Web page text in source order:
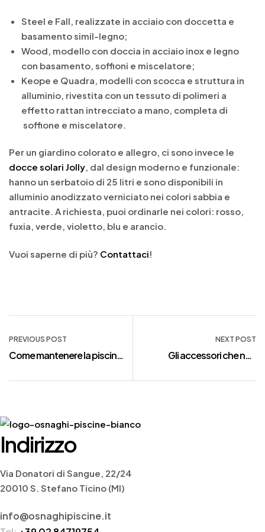
Steel e Fall, realizzate in acciaio con doccetta e
basamento simil-legno;
Wood, modello con doccia in acciaio inox e legno
con basamento, soffioni e miscelatore;
Keope e Quadra, modelli con scocca e struttura in
alluminio, rivestita con un tessuto di polimeri a
effetto rattan intrecciato a mano, completa di
soffione e miscelatore.
Per un giardino colorato e allegro, ci sono invece le
docce solari Jolly, dal design moderno e funzionale:
hanno un serbatoio di 25 litri e sono disponibili in
alluminio anodizzato verniciato nei colori sabbia e
antracite. A richiesta, puoi ordinarle nei colori: rosso,
fuxia, verde, violetto, blu e arancio.
Vuoi saperne di più? Contattaci!
articoli
PREVIOUS POST
Come mantenere la piscina
NEXT POST
Gli accessori che non
party perfetto in piscina
Indirizzo
Via Donatori di Sangue, 22/24
20010 S. Stefano Ticino (MI)
info@osnaghipiscine.it